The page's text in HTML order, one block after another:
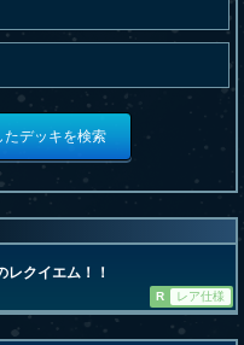
たデッキを検索
クイエム！！
R レア仕様